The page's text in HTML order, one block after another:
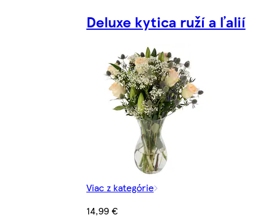
Deluxe kytica ruží a ľalií
Viac z kategórie
14,99 €